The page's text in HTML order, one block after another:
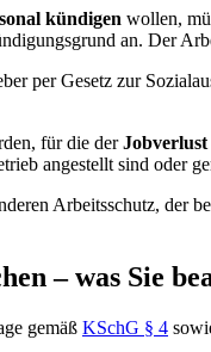
kündigen wollen,
an. Der
per Gesetz zur
für die derJobverlust
angestellt sind oder
Arbeitsschutz, der
– was Sie
gemäß KSchG § 4